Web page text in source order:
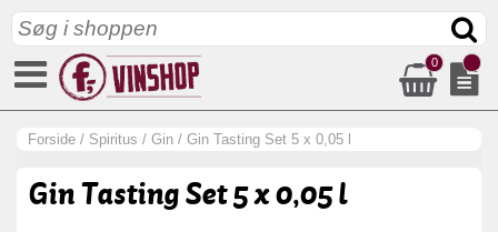
0
Forside / Spiritus / Gin / Gin Tasting Set 5 x 0,05 l
Gin Tasting Set 5 x 0,05 l